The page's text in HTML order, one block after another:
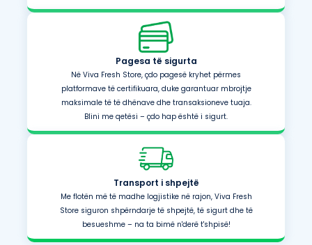
Pagesa të sigurta
Në Viva Fresh Store, çdo pagesë kryhet përmes
platformave të certifikuara, duke garantuar mbrojtje
maksimale të të dhënave dhe transaksioneve tuaja.
Blini me qetësi – çdo hap është i sigurt.
Transport i shpejtë
Me flotën më të madhe logjistike në rajon, Viva Fresh
Store siguron shpërndarje të shpejtë, të sigurt dhe të
besueshme – na ta bimë n'derë t'shpisë!